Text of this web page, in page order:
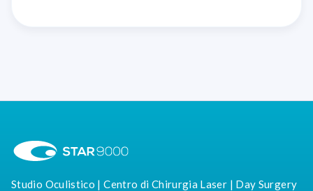
Studio Oculistico | Centro di Chirurgia Laser | Day Surgery